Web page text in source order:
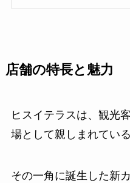
店舗の特長と魅力
ヒスイテラスは、観光
場として親しまれてい
その一角に誕生した新